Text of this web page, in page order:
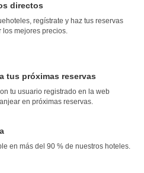
directos
regístrate y haz tus reservas
los mejores precios.
tus próximas reservas
tu usuario registrado en la web
en próximas reservas.
en más del 90 % de nuestros hoteles.